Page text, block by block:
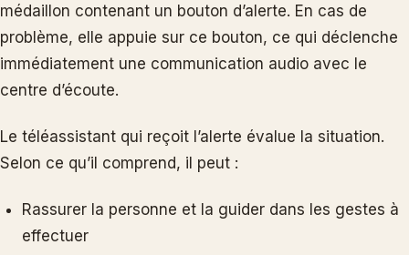
médaillon contenant un bouton d’alerte. En cas de
problème, elle appuie sur ce bouton, ce qui déclenche
immédiatement une communication audio avec le
centre d’écoute.
Le téléassistant qui reçoit l’alerte évalue la situation.
Selon ce qu’il comprend, il peut :
Rassurer la personne et la guider dans les gestes à
effectuer